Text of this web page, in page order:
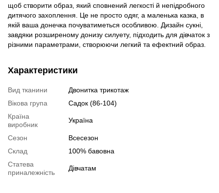
щоб створити образ, який сповнений легкості й непідробного
дитячого захоплення. Це не просто одяг, а маленька казка, в
якій ваша донечка почуватиметься особливою. Дизайн сукні,
завдяки розширеному донизу силуету, підходить для дівчаток з
різними параметрами, створюючи легкий та ефектний образ.
Характеристики
Вид тканини
Двонитка трикотаж
Вікова група
Садок (86-104)
Країна
виробник
Україна
Сезон
Всесезон
Склад
100% бавовна
Статева
приналежність
Дівчатам